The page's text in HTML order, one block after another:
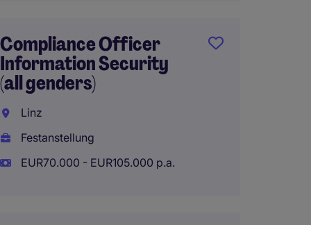
Compliance Officer
Information Security
(all genders)
Linz
Festanstellung
EUR70.000 - EUR105.000 p.a.